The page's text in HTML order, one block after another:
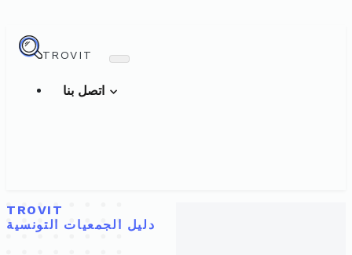
TROVIT
TROVIT
دليل الجمعيات التونسية